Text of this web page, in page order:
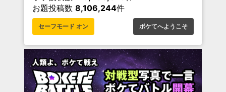
お題投稿数 8,106,244件
セーフモード オン ボケてへようこそ